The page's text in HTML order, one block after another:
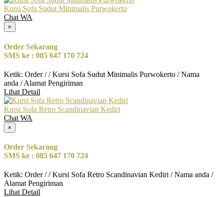
Kursi Sofa Sudut Minimalis Purwokerto
Chat WA
×
Order Sekarang
SMS ke : 085 647 170 724
Ketik: Order / / Kursi Sofa Sudut Minimalis Purwokerto / Nama
anda / Alamat Pengiriman
Lihat Detail
Kursi Sofa Retro Scandinavian Kediri
Chat WA
×
Order Sekarang
SMS ke : 085 647 170 724
Ketik: Order / / Kursi Sofa Retro Scandinavian Kediri / Nama anda /
Alamat Pengiriman
Lihat Detail